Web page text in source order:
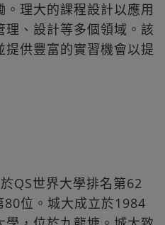
理大的課程設計以應用
理、設計等多個領域。該
供豐富的實習機會以提
QS世界大學排名第62
80位。城大成立於1984